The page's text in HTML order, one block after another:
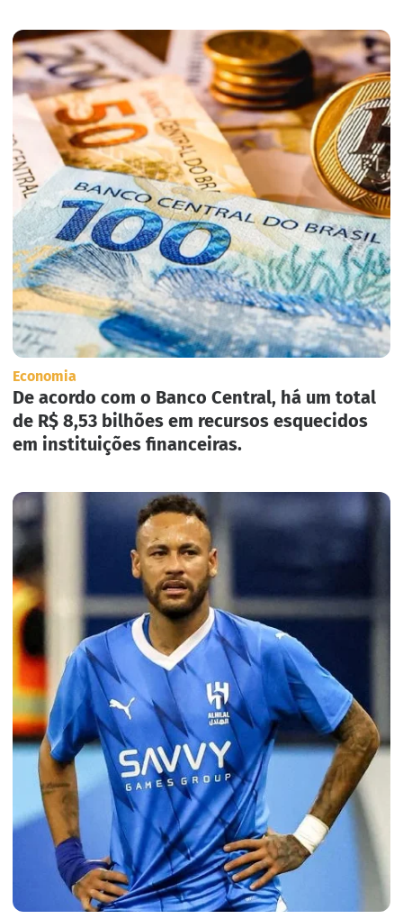
Economia
De acordo com o Banco Central, há um total
de R$ 8,53 bilhões em recursos esquecidos
em instituições financeiras.